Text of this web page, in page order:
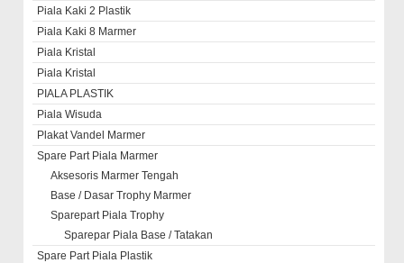
Piala Kaki 2 Plastik
Piala Kaki 8 Marmer
Piala Kristal
Piala Kristal
PIALA PLASTIK
Piala Wisuda
Plakat Vandel Marmer
Spare Part Piala Marmer
Aksesoris Marmer Tengah
Base / Dasar Trophy Marmer
Sparepart Piala Trophy
Sparepar Piala Base / Tatakan
Spare Part Piala Plastik